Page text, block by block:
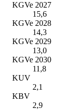
KGVe 2027
15,6
KGVe 2028
14,3
KGVe 2029
13,0
KGVe 2030
11,8
KUV
2,1
KBV
2,9